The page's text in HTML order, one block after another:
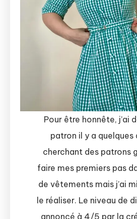
Pour être honnête, j’ai
patron il y a quelques
cherchant des patrons
faire mes premiers pas
de vêtements mais j’ai
le réaliser. Le niveau de
annoncé à 4/5 par la